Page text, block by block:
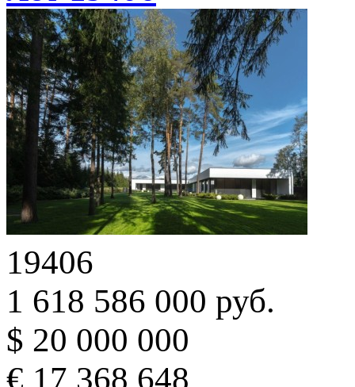
19406
1 618 586 000 руб.
$ 20 000 000
€ 17 368 648